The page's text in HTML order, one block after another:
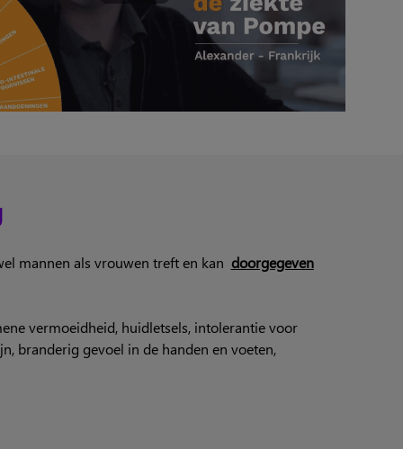
mannen als vrouwen treft en kan doorgegeven
vermoeidheid, huidletsels, intolerantie voor
branderig gevoel in de handen en voeten,